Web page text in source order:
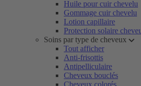
Huile pour cuir chevelu
Gommage cuir chevelu
Lotion capillaire
Protection solaire
Soins par type de cheveux
Tout afficher
Anti-frisottis
Antipelliculaire
Cheveux bouclés
Cheveux colorés